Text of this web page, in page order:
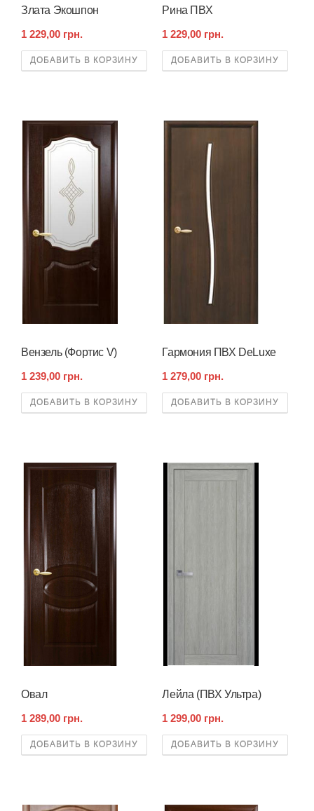
Злата Экошпон
1 229,00 грн.
ДОБАВИТЬ В КОРЗИНУ
Рина ПВХ
1 229,00 грн.
ДОБАВИТЬ В КОРЗИНУ
Вензель (Фортис V)
1 239,00 грн.
ДОБАВИТЬ В КОРЗИНУ
Гармония ПВХ DeLuxe
1 279,00 грн.
ДОБАВИТЬ В КОРЗИНУ
Овал
1 289,00 грн.
ДОБАВИТЬ В КОРЗИНУ
Лейла (ПВХ Ультра)
1 299,00 грн.
ДОБАВИТЬ В КОРЗИНУ